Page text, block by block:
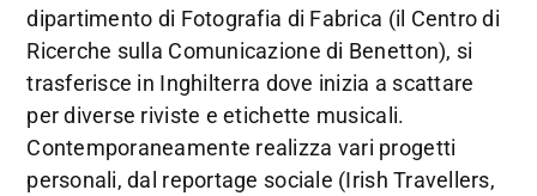
dipartimento di Fotografia di Fabrica (il Centro di
Ricerche sulla Comunicazione di Benetton), si
trasferisce in Inghilterra dove inizia a scattare
per diverse riviste e etichette musicali.
Contemporaneamente realizza vari progetti
personali, dal reportage sociale (Irish Travellers,